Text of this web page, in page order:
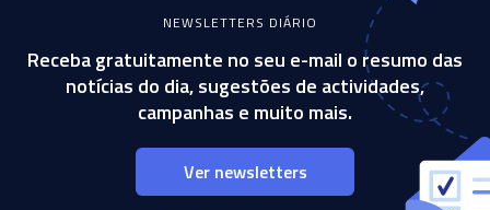
NEWSLETTERS DIÁRIO
Receba gratuitamente no seu e-mail o resumo das
notícias do dia, sugestões de actividades,
campanhas e muito mais.
Ver newsletters